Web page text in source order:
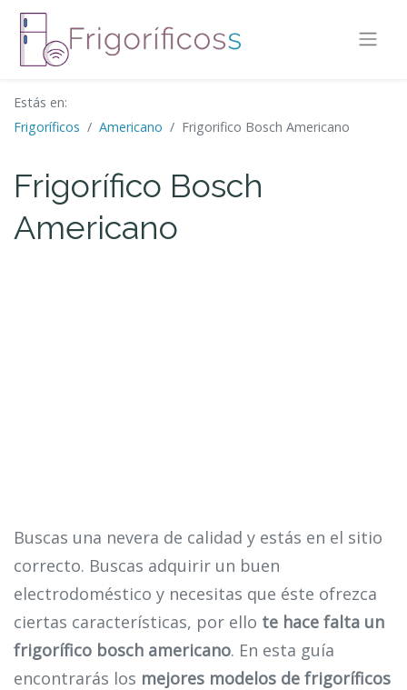
Estás en:
Frigoríficos
Americano Frigorifico Bosch Americano
Frigorífico Bosch
Americano
Buscas una nevera de calidad y estás en el sitio
correcto. Buscas adquirir un buen
electrodoméstico y necesitas que éste ofrezca
ciertas características, por ello te hace falta un
frigorífico bosch americano. En esta guía
encontrarás los mejores modelos de frigoríficos